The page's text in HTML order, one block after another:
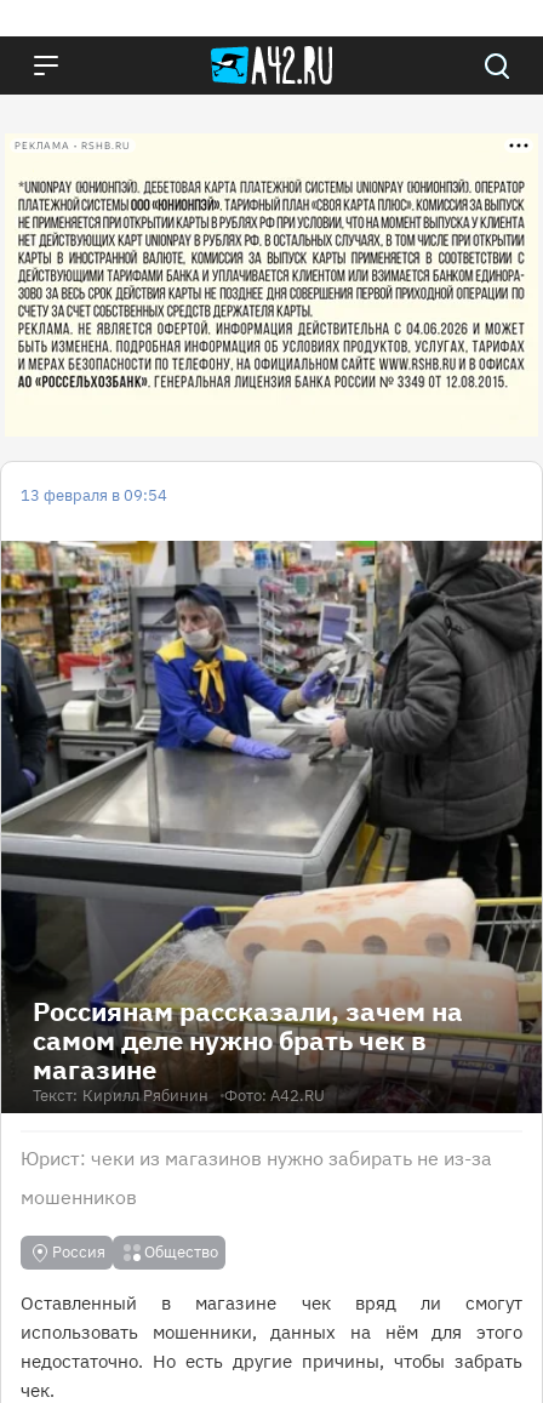
РЕКЛАМА • RSHB.RU
13 февраля в 09:54
Россиянам рассказали, зачем на
самом деле нужно брать чек в
магазине
Текст: Кирилл Рябинин Фото: А42.RU
Юрист: чеки из магазинов нужно забирать не из-за
мошенников
Россия Общество
Оставленный в магазине чек вряд ли смогут
использовать мошенники, данных на нём для этого
недостаточно. Но есть другие причины, чтобы забрать
чек.